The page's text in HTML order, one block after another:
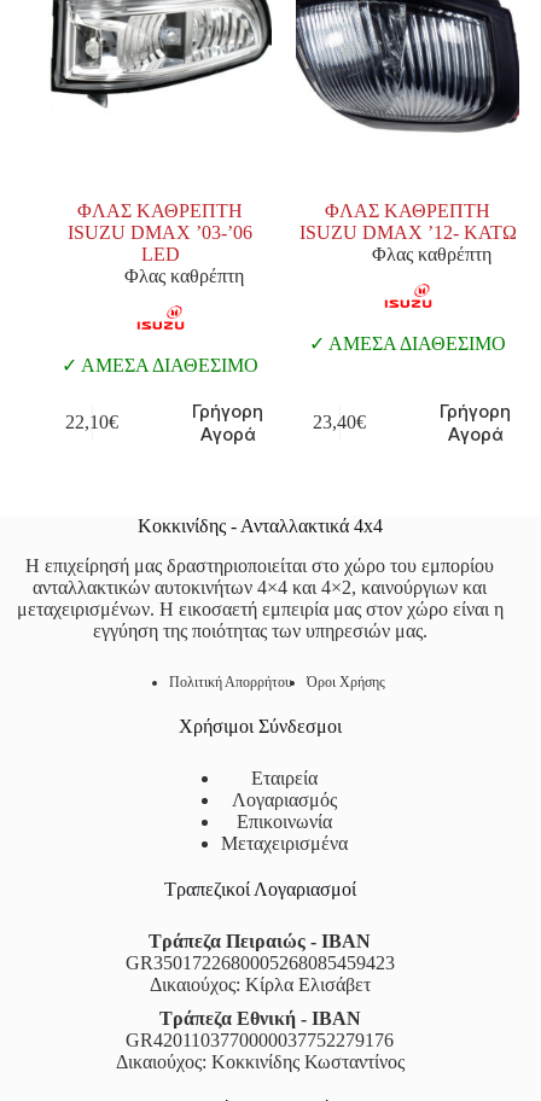
ΦΛΑΣ ΚΑΘΡΕΠΤΗ
ISUZU DMAX ’03-’06
LED
Φλας καθρέπτη
ΑΜΕΣΑ ΔΙΑΘΕΣΙΜΟ
22,10€
Γρήγορη
Αγορά
ΦΛΑΣ ΚΑΘΡΕΠΤΗ
ISUZU DMAX ’12- ΚΑΤΩ
Φλας καθρέπτη
ΑΜΕΣΑ ΔΙΑΘΕΣΙΜΟ
23,40€
Γρήγορη
Αγορά
Κοκκινίδης - Ανταλλακτικά 4x4
Η επιχείρησή μας δραστηριοποιείται στο χώρο του εμπορίου
ανταλλακτικών αυτοκινήτων 4×4 και 4×2, καινούργιων και
μεταχειρισμένων. Η εικοσαετή εμπειρία μας στον χώρο είναι η
εγγύηση της ποιότητας των υπηρεσιών μας.
Πολιτική Απορρήτου Όροι Χρήσης
Χρήσιμοι Σύνδεσμοι
Εταιρεία
Λογαριασμός
Επικοινωνία
Μεταχειρισμένα
Τραπεζικοί Λογαριασμοί
Τράπεζα Πειραιώς - IBAN
GR3501722680005268085459423
Δικαιούχος: Κίρλα Ελισάβετ
Τράπεζα Εθνική - IBAN
GR4201103770000037752279176
Δικαιούχος: Κοκκινίδης Κωσταντίνος